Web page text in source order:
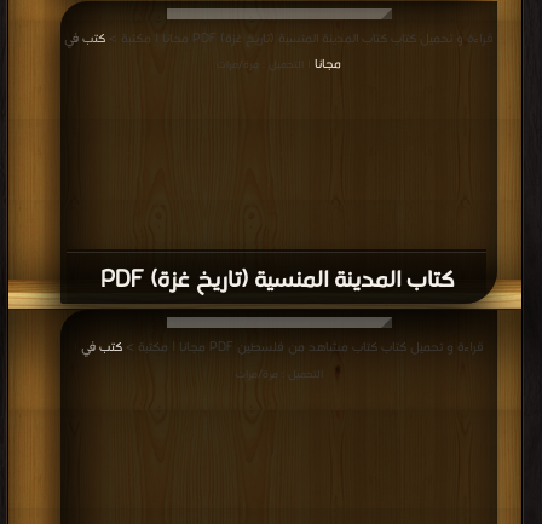
كتاب المدينة المنسية (تاريخ غزة) PDF
قراءة و تحميل كتاب كتاب المدينة المنسية (تاريخ غزة) PDF مجانا | مكتبة >
كتب في
مجانا | التحميل : مرة/مرات
قراءة و تحميل كتاب كتاب مشاهد من فلسطين PDF مجانا | مكتبة > كتب في
التحميل : مرة/مرات